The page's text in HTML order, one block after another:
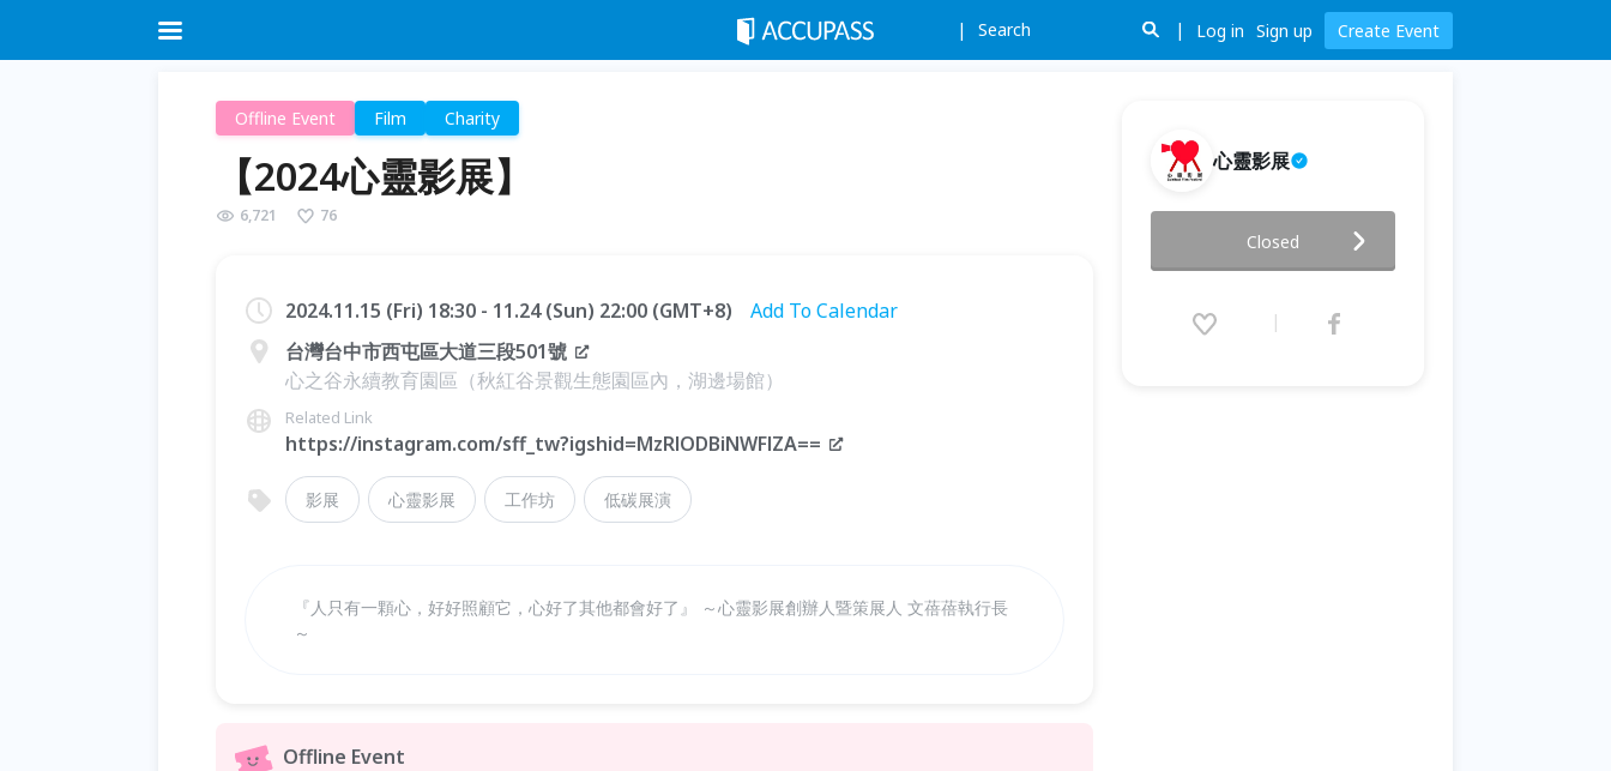
Search Log in Sign up Create Event
Offline Event Film Charity
【2024心靈影展】
6,721 76
2024.11.15 (Fri) 18:30 - 11.24 (Sun) 22:00 (GMT+8)
Add To Calendar
台灣台中市西屯區大道三段501號
心之谷永續教育園區（秋紅谷景觀生態園區內，湖邊場館）
Related Link
https://instagram.com/sff_tw?igshid=MzRlODBiNWFlZA==
影展 心靈影展 工作坊 低碳展演
『人只有一顆心，好好照顧它，心好了其他都會好了』 ～心靈影展創辦人暨策展人 文蓓蓓執行長
～
Offline Event
心靈影展
2024.11.15 (Fri) 18:30 - 11.24
(Sun) 22:00 (GMT+8)
Closed